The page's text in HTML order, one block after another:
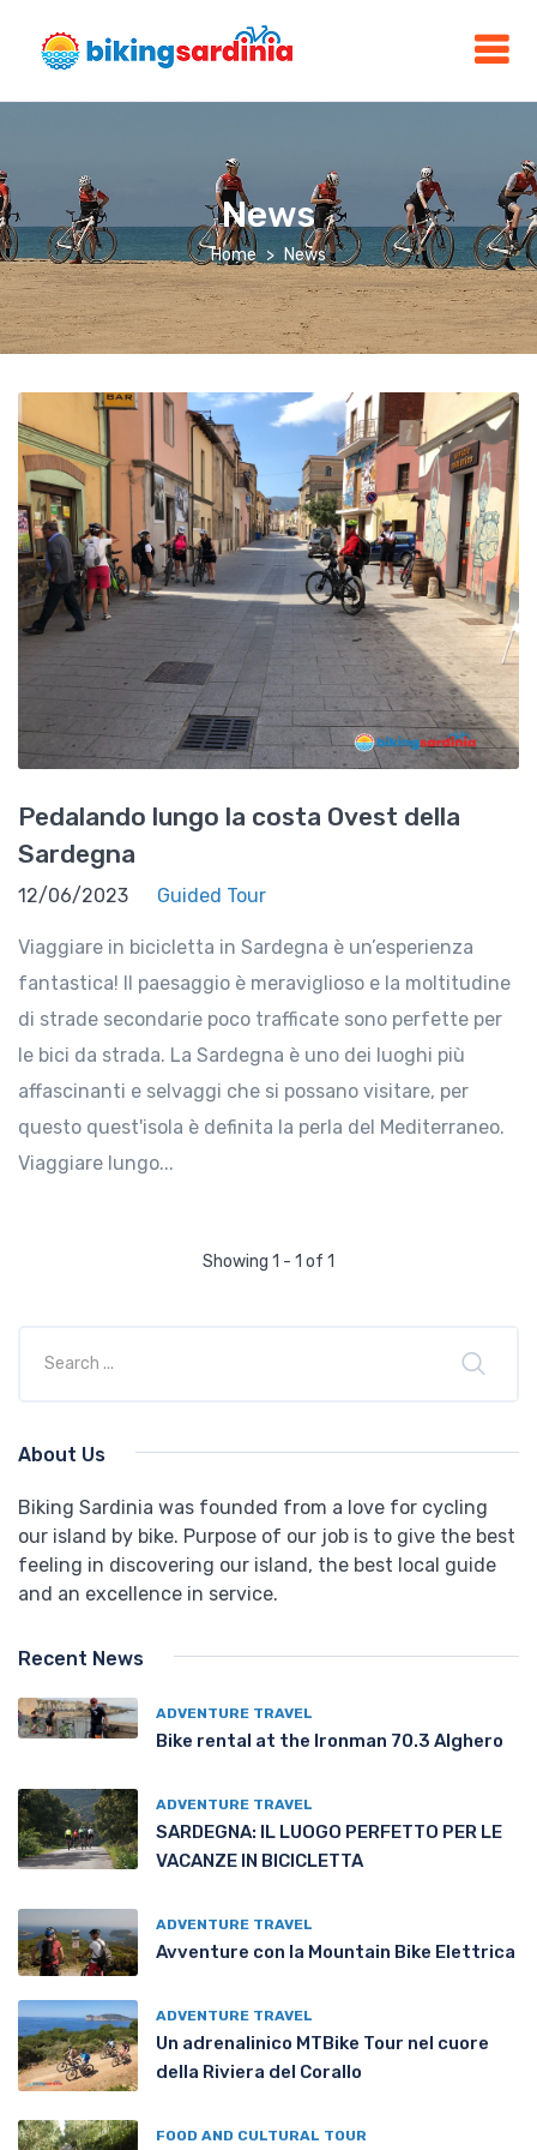
News
Home News
Pedalando lungo la costa Ovest della
Sardegna
12/06/2023 Guided Tour
Viaggiare in bicicletta in Sardegna è un’esperienza
fantastica! Il paesaggio è meraviglioso e la moltitudine
di strade secondarie poco trafficate sono perfette per
le bici da strada. La Sardegna è uno dei luoghi più
affascinanti e selvaggi che si possano visitare, per
questo quest'isola è definita la perla del Mediterraneo.
Viaggiare lungo...
Showing 1 - 1 of 1
About Us
Biking Sardinia was founded from a love for cycling
our island by bike. Purpose of our job is to give the best
feeling in discovering our island, the best local guide
and an excellence in service.
Recent News
ADVENTURE TRAVEL
Bike rental at the Ironman 70.3 Alghero
ADVENTURE TRAVEL
SARDEGNA: IL LUOGO PERFETTO PER LE
VACANZE IN BICICLETTA
ADVENTURE TRAVEL
Avventure con la Mountain Bike Elettrica
ADVENTURE TRAVEL
Un adrenalinico MTBike Tour nel cuore
della Riviera del Corallo
FOOD AND CULTURAL TOUR